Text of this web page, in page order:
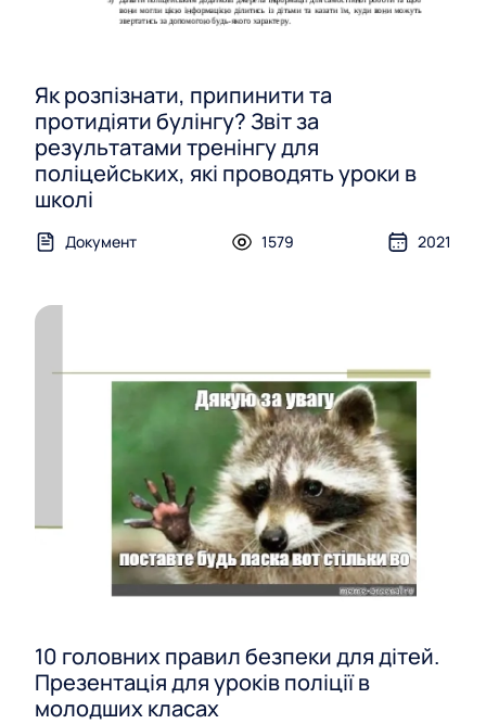
Як розпізнати, припинити та
протидіяти булінгу? Звіт за
результатами тренінгу для
поліцейських, які проводять уроки в
школі
Документ 1579 2021
10 головних правил безпеки для дітей.
Презентація для уроків поліції в
молодших класах